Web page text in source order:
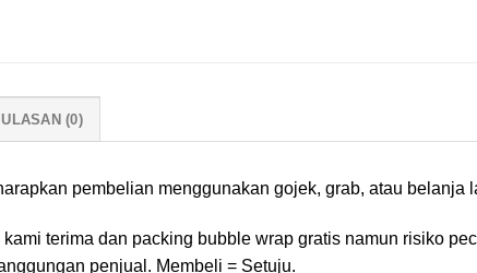
ULASAN (0)
pembelian menggunakan gojek, grab, atau belanja
terima dan packing bubble wrap gratis namun risiko
penjual. Membeli = Setuju.